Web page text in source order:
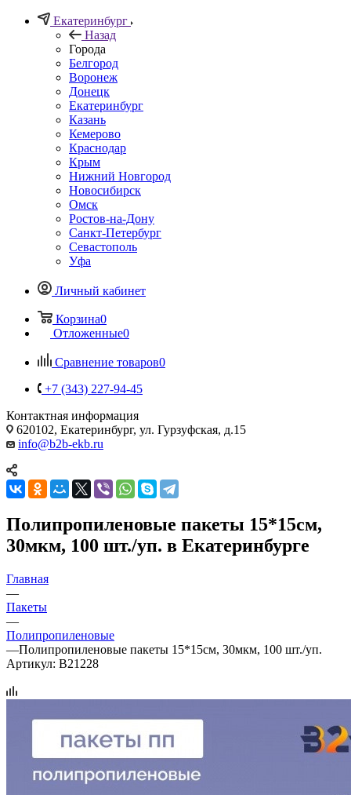
Екатеринбург
Назад
Города
Белгород
Воронеж
Донецк
Екатеринбург
Казань
Кемерово
Краснодар
Крым
Нижний Новгород
Новосибирск
Омск
Ростов-на-Дону
Санкт-Петербург
Севастополь
Уфа
Личный кабинет
Корзина0
Отложенные0
Сравнение товаров0
+7 (343) 227-94-45
Контактная информация
620102, Екатеринбург, ул. Гурзуфская, д.15
info@b2b-ekb.ru
Полипропиленовые пакеты 15*15см,
30мкм, 100 шт./уп. в Екатеринбурге
Главная
—
Пакеты
—
Полипропиленовые
—Полипропиленовые пакеты 15*15см, 30мкм, 100 шт./уп.
Артикул: B21228